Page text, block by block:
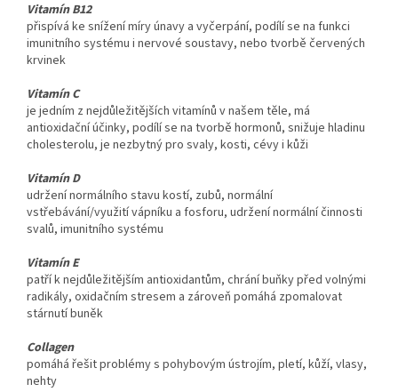
Vitamín B12
přispívá ke snížení míry únavy a vyčerpání, podílí se na funkci
imunitního systému i nervové soustavy, nebo tvorbě červených
krvinek
Vitamín C
je jedním z nejdůležitějších vitamínů v našem těle, má
antioxidační účinky, podílí se na tvorbě hormonů, snižuje hladinu
cholesterolu, je nezbytný pro svaly, kosti, cévy i kůži
Vitamín D
udržení normálního stavu kostí, zubů, normální
vstřebávání/využití vápníku a fosforu, udržení normální činnosti
svalů, imunitního systému
Vitamín E
patří k nejdůležitějším antioxidantům, chrání buňky před volnými
radikály, oxidačním stresem a zároveň pomáhá zpomalovat
stárnutí buněk
Collagen
pomáhá řešit problémy s pohybovým ústrojím, pletí, kůží, vlasy,
nehty